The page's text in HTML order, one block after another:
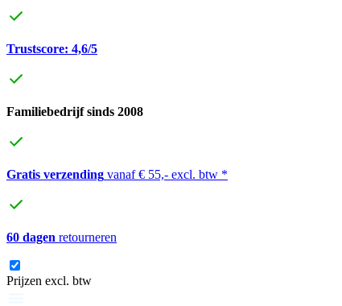
Trustscore: 4,6/5
Familiebedrijf sinds 2008
Gratis verzending vanaf € 55,- excl. btw *
60 dagen retourneren
Prijzen excl. btw